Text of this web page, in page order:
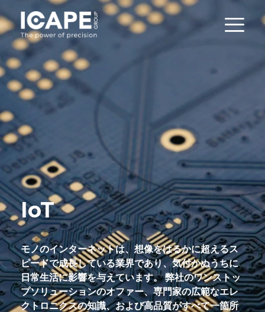
IoT
モノのインターネットは、想像をはるかに超えるス
ピードで成長している業界であり、気付かぬうちに
日常生活に影響を与えています。 弊社のワンストッ
プソリューションのオファー、専門家の広範なエレ
クトロニクスの知識、および高品質がすべて一箇所